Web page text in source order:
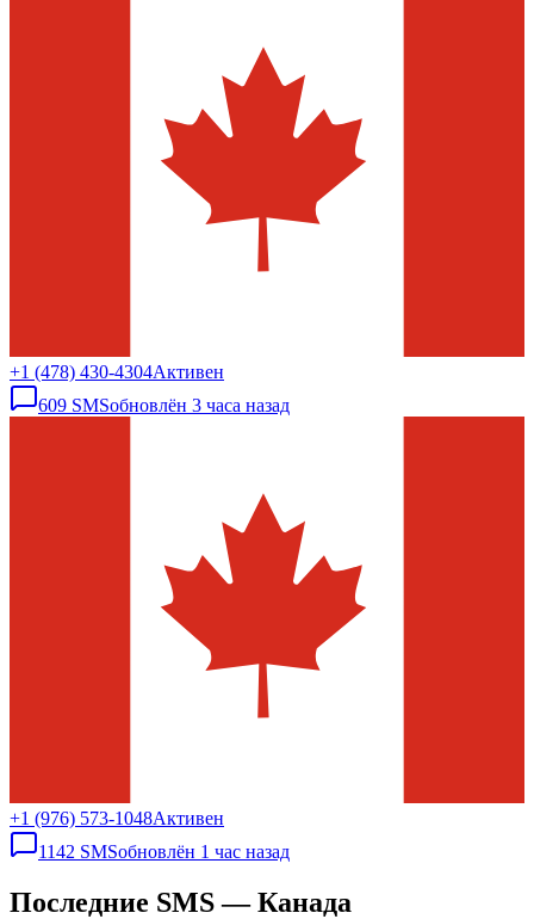
+1 (478) 430-4304Активен
609 SMSобновлён 3 часа назад
+1 (976) 573-1048Активен
1142 SMSобновлён 1 час назад
Последние SMS — Канада